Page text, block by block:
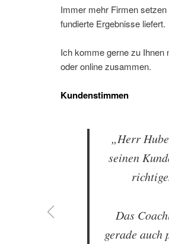
Immer mehr Firmen
fundierte Ergebnisse liefert.
Ich komme gerne zu Ihnen
oder online zusammen.
Kundenstimmen
„Herr
seinen
Das
gerade